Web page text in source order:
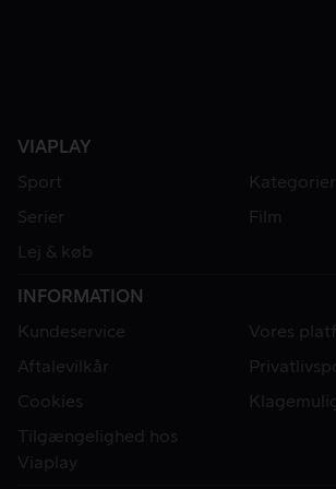
VIAPLAY
Sport
Kategorier
Serier
Film
Lej & køb
INFORMATION
Kundeservice
Vores
Aftalevilkår
Cookies
Tilgængelighed hos
Viaplay